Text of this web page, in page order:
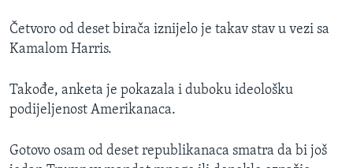
Četvoro od deset birača iznijelo je takav stav u vezi sa
Kamalom Harris.
Takođe, anketa je pokazala i duboku ideološku
podijeljenost Amerikanaca.
Gotovo osam od deset republikanaca smatra da bi još